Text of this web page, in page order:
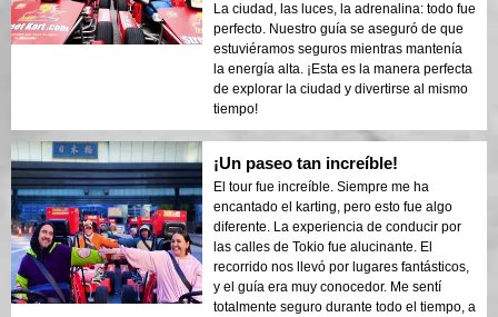
La ciudad, las luces, la adrenalina: todo fue
perfecto. Nuestro guía se aseguró de que
estuviéramos seguros mientras mantenía
la energía alta. ¡Esta es la manera perfecta
de explorar la ciudad y divertirse al mismo
tiempo!
¡Un paseo tan increíble!
El tour fue increíble. Siempre me ha
encantado el karting, pero esto fue algo
diferente. La experiencia de conducir por
las calles de Tokio fue alucinante. El
recorrido nos llevó por lugares fantásticos,
y el guía era muy conocedor. Me sentí
totalmente seguro durante todo el tiempo, a